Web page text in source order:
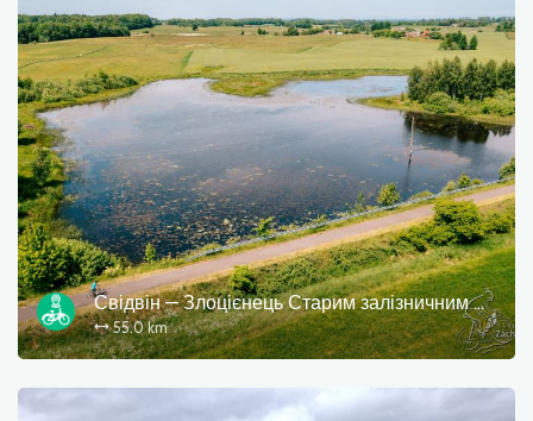
Свідвін — Злоцієнець Старим залізничним маршрутом
55.0 km